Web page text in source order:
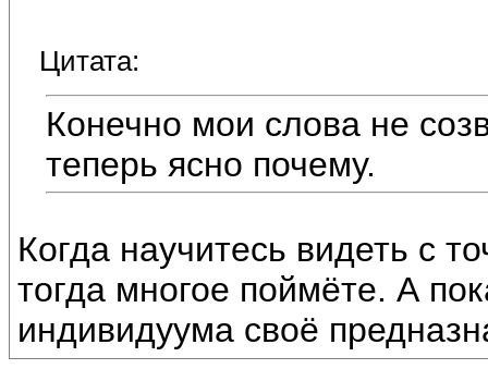
Цитата:
Конечно мои слова не
теперь ясно почему.
Когда научитесь видеть с
тогда многое поймёте. А
индивидуума своё